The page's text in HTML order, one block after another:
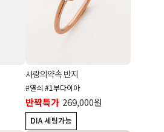
사랑의약속 반지
#열쇠 #1부다이아
반짝특가 269,000원